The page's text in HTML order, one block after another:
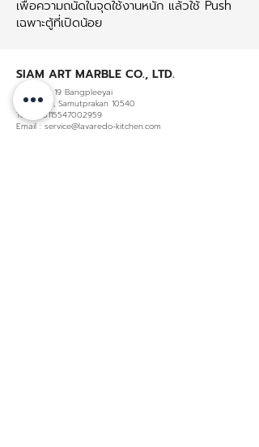
เพื่อความถนัดในจุดใช้งานหนัก แล้วใช้ Push
เฉพาะตู้ที่เปิดน้อย
SIAM ART MARBLE CO., LTD.
13/6 Moo 19 Bangpleeyai
Bangplee, Samutprakan 10540
TaxID. 0115547002959
Email : service@lavaredo-kitchen.com